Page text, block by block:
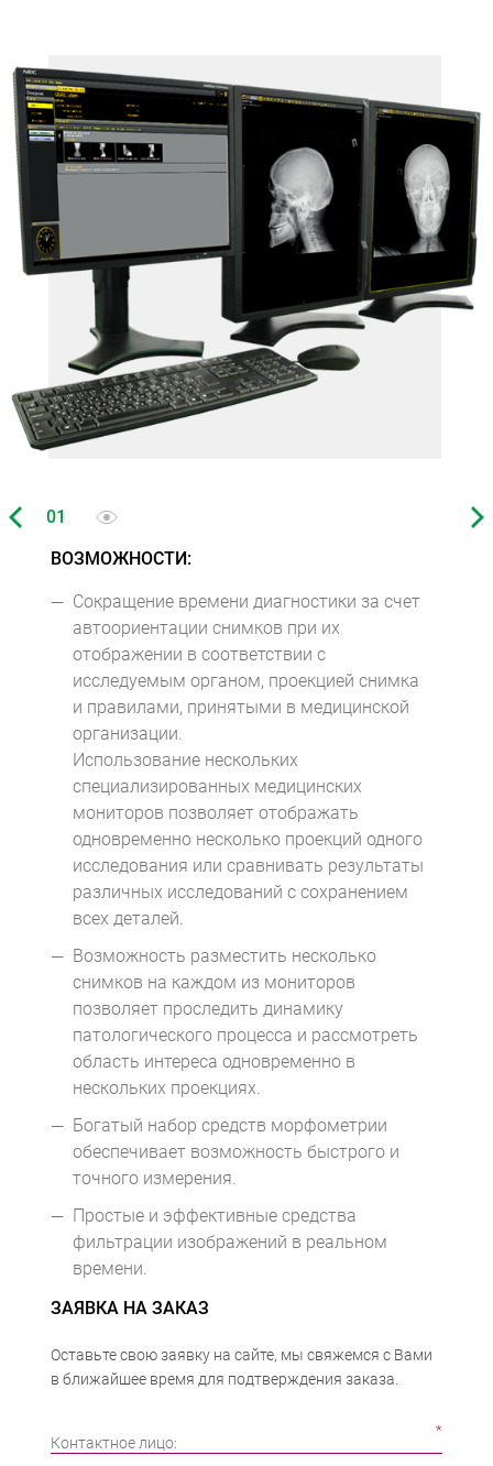
01
02
ВОЗМОЖНОСТИ:
Сокращение времени диагностики за счет
автоориентации снимков при их
отображении в соответствии с
исследуемым органом, проекцией снимка
и правилами, принятыми в медицинской
организации.
Использование нескольких
специализированных медицинских
мониторов позволяет отображать
одновременно несколько проекций одного
исследования или сравнивать результаты
различных исследований с сохранением
всех деталей.
Возможность разместить несколько
снимков на каждом из мониторов
позволяет проследить динамику
патологического процесса и рассмотреть
область интереса одновременно в
нескольких проекциях.
Богатый набор средств морфометрии
обеспечивает возможность быстрого и
точного измерения.
Простые и эффективные средства
фильтрации изображений в реальном
времени.
ЗАЯВКА НА ЗАКАЗ
Оставьте свою заявку на сайте, мы свяжемся с Вами
в ближайшее время для подтверждения заказа.
Контактное лицо: